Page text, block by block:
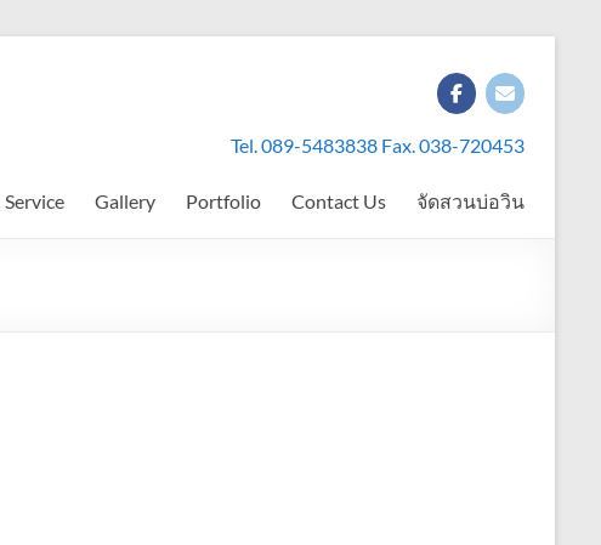
Tel. 089-5483838 Fax. 038-720453
Service Gallery Portfolio Contact Us จัดสวนบ่อวิน